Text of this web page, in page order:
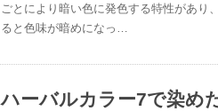
ごとにより暗い色に発色する特性があり
ると色味が暗めになっ…
ハーバルカラー7で染め